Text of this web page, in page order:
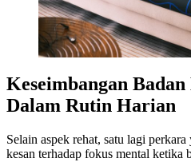
Keseimbangan
Dalam Rutin Harian
Selain aspek rehat, satu lagi
kesan terhadap fokus mental ketika